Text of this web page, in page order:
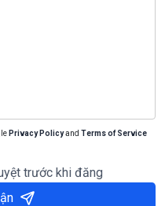
Privacy Policyand Terms of Service
trước khi đăng